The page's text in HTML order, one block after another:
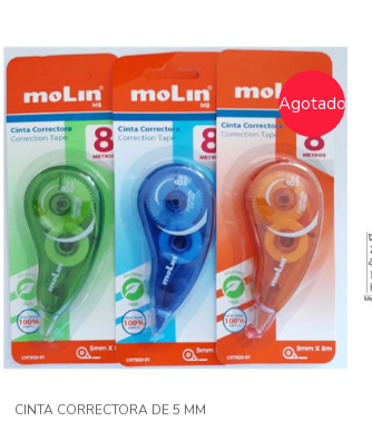
Agotado
CINTA CORRECTORA DE 5 MM